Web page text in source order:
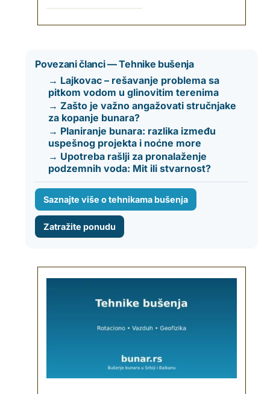
Povezani članci — Tehnike bušenja
→ Lajkovac – rešavanje problema sa
pitkom vodom u glinovitim terenima
→ Zašto je važno angažovati stručnjake
za kopanje bunara?
→ Planiranje bunara: razlika između
uspešnog projekta i noćne more
→ Upotreba rašlji za pronalaženje
podzemnih voda: Mit ili stvarnost?
Saznajte više o tehnikama bušenja
Zatražite ponudu